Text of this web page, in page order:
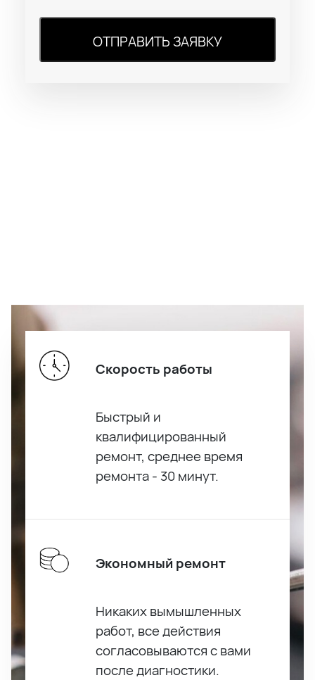
ОТПРАВИТЬ ЗАЯВКУ
Скорость работы
Быстрый и
квалифицированный
ремонт, среднее время
ремонта - 30 минут.
Экономный ремонт
Никаких вымышленных
работ, все действия
согласовываются с вами
после диагностики.